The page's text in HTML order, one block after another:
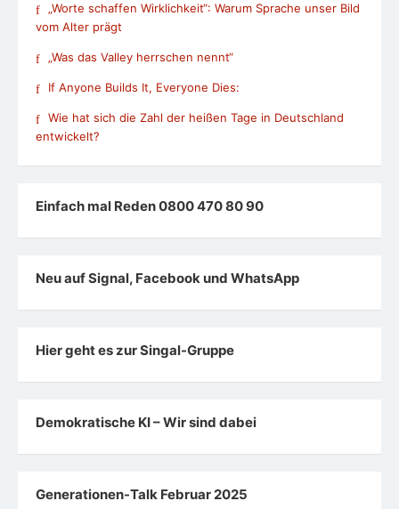
„Worte schaffen Wirklichkeit“: Warum Sprache unser Bild
vom Alter prägt
„Was das Valley herrschen nennt“
If Anyone Builds It, Everyone Dies:
Wie hat sich die Zahl der heißen Tage in Deutschland
entwickelt?
Einfach mal Reden 0800 470 80 90
Neu auf Signal, Facebook und WhatsApp
Hier geht es zur Singal-Gruppe
Demokratische KI – Wir sind dabei
Generationen-Talk Februar 2025